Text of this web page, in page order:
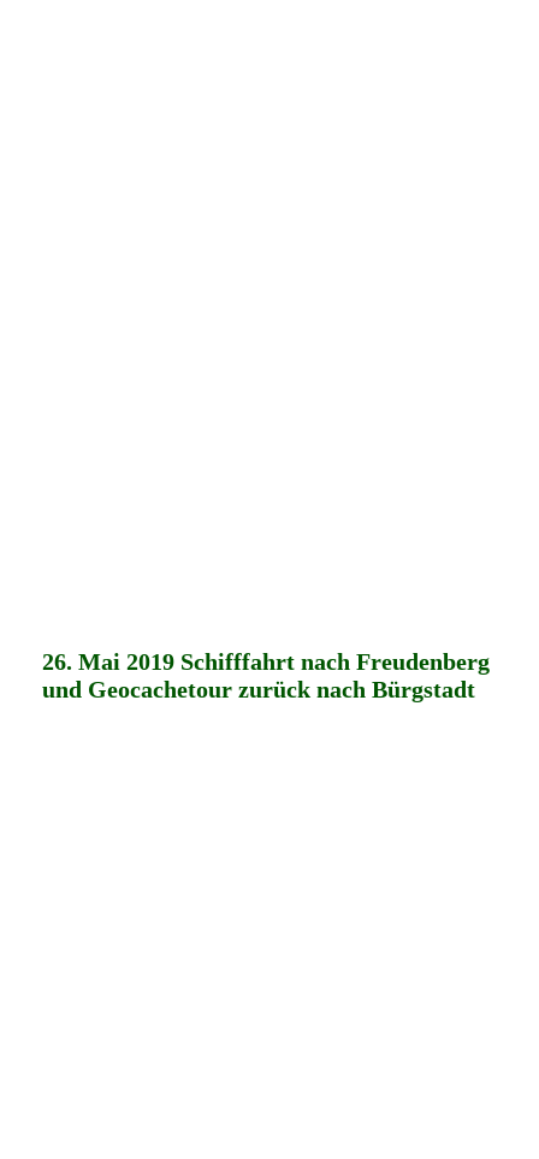
26. Mai 2019 Schifffahrt nach Freudenberg
und Geocachetour zurück nach Bürgstadt